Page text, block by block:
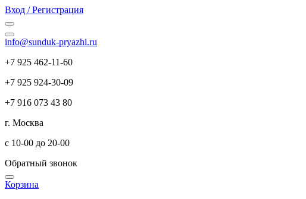
Вход / Регистрация
info@sunduk-pryazhi.ru
+7 925 462-11-60
+7 925 924-30-09
+7 916 073 43 80
г. Москва
с 10-00 до 20-00
Обратный звонок
Корзина